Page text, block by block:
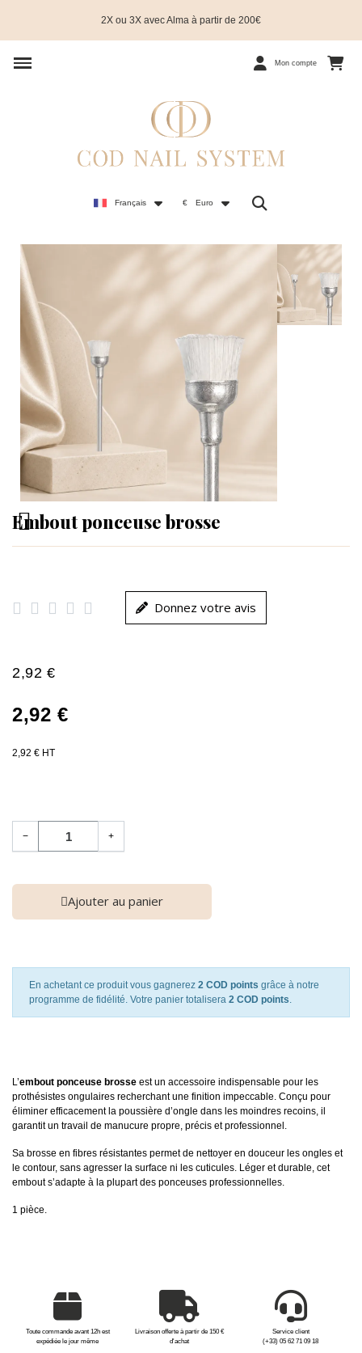
2X ou 3X avec Alma à partir de 200€
Mon compte
Français € Euro
Embout ponceuse brosse
     Donnez votre avis
2,92 €
2,92 €
2,92 € HT
− +
Ajouter au panier
En achetant ce produit vous gagnerez 2 COD points grâce à notre
programme de fidélité. Votre panier totalisera 2 COD points.
L’embout ponceuse brosse est un accessoire indispensable pour les
prothésistes ongulaires recherchant une finition impeccable. Conçu pour
éliminer efficacement la poussière d’ongle dans les moindres recoins, il
garantit un travail de manucure propre, précis et professionnel.
Sa brosse en fibres résistantes permet de nettoyer en douceur les ongles et
le contour, sans agresser la surface ni les cuticules. Léger et durable, cet
embout s’adapte à la plupart des ponceuses professionnelles.
1 pièce.
Toute commande avant 12h est
expédiée le jour même
Livraison offerte à partir de 150 €
d'achat
Service client
(+33) 05 62 71 09 18